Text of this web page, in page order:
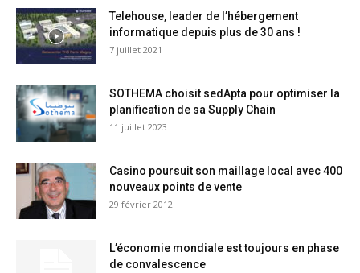
Telehouse, leader de l’hébergement
informatique depuis plus de 30 ans !
7 juillet 2021
SOTHEMA choisit sedApta pour optimiser la
planification de sa Supply Chain
11 juillet 2023
Casino poursuit son maillage local avec 400
nouveaux points de vente
29 février 2012
L’économie mondiale est toujours en phase
de convalescence